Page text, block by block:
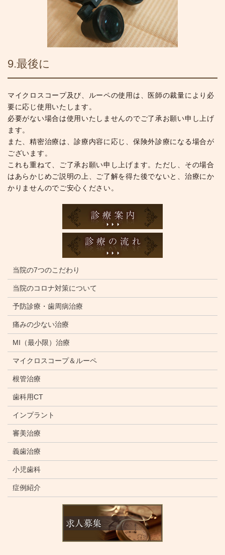
9.最後に
マイクロスコープ及び、ルーペの使用は、医師の裁量により必
要に応じ使用いたします。
必要がない場合は使用いたしませんのでご了承お願い申し上げ
ます。
また、精密治療は、診療内容に応じ、保険外診療になる場合が
ございます。
これも重ねて、ご了承お願い申し上げます。ただし、その場合
はあらかじめご説明の上、ご了解を得た後でないと、治療にか
かりませんのでご安心ください。
当院の7つのこだわり
当院のコロナ対策について
予防診療・歯周病治療
痛みの少ない治療
MI（最小限）治療
マイクロスコープ＆ルーペ
根管治療
歯科用CT
インプラント
審美治療
義歯治療
小児歯科
症例紹介